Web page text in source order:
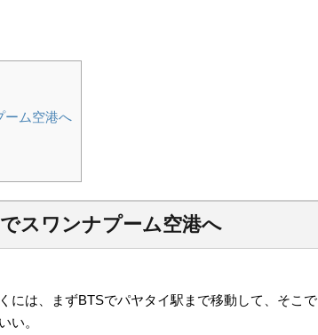
ーム空港へ
スワンナプーム空港へ
には、まずBTSでパヤタイ駅まで移動して、そこで
い。